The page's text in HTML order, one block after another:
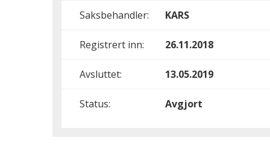
Saksbehandler: KARS
Registrert inn: 26.11.2018
Avsluttet: 13.05.2019
Status: Avgjort